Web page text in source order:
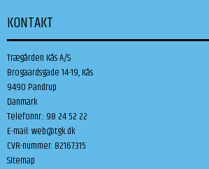
KONTAKT
Trægården Kås A/S
Brogaardsgade 14-19, Kås
9490 Pandrup
Danmark
Telefonnr.: 98 24 52 22
E-mail:web@tgk.dk
CVR-nummer: 82167315
Sitemap